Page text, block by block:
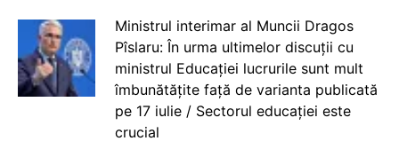
Ministrul interimar al Muncii Dragos
Pîslaru: În urma ultimelor discuții cu
ministrul Educației lucrurile sunt mult
îmbunătățite față de varianta publicată
pe 17 iulie / Sectorul educației este
crucial